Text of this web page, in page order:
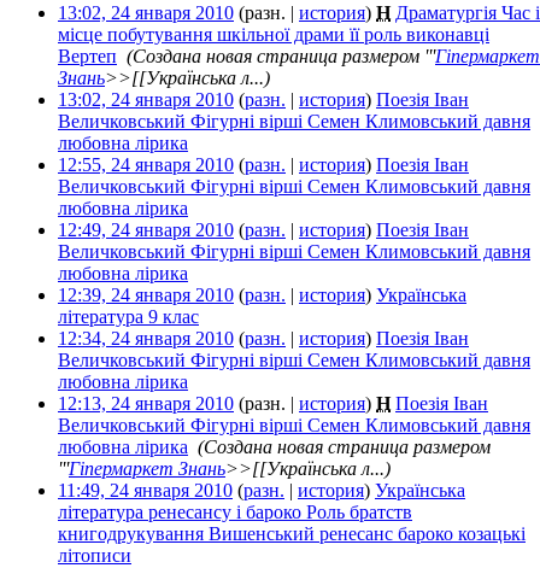
13:02, 24 января 2010 (разн. | история) Н Драматургія Час і
місце побутування шкільної драми її роль виконавці
Вертеп (Создана новая страница размером '''Гіпермаркет
Знань>>[[Українська л...)
13:02, 24 января 2010 (разн. | история) Поезія Іван
Величковський Фігурні вірші Семен Климовський давня
любовна лірика
12:55, 24 января 2010 (разн. | история) Поезія Іван
Величковський Фігурні вірші Семен Климовський давня
любовна лірика
12:49, 24 января 2010 (разн. | история) Поезія Іван
Величковський Фігурні вірші Семен Климовський давня
любовна лірика
12:39, 24 января 2010 (разн. | история) Українська
література 9 клас
12:34, 24 января 2010 (разн. | история) Поезія Іван
Величковський Фігурні вірші Семен Климовський давня
любовна лірика
12:13, 24 января 2010 (разн. | история) Н Поезія Іван
Величковський Фігурні вірші Семен Климовський давня
любовна лірика (Создана новая страница размером
'''Гіпермаркет Знань>>[[Українська л...)
11:49, 24 января 2010 (разн. | история) Українська
література ренесансу і бароко Роль братств
книгодрукування Вишенський ренесанс бароко козацькі
літописи